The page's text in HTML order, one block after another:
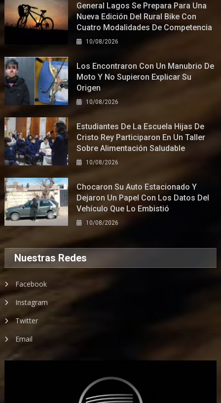
General Lagos Se Prepara Para Una
Nueva Edición Del Rural Bike Con
Cuatro Modalidades De Competencia
10/08/2026
Los Encontraron Con Un Manubrio De
Moto Y No Supieron Explicar Su
Origen
10/08/2026
Estudiantes De La Escuela Hijas De
Cristo Rey Participaron En Un Taller
Sobre Alimentación Saludable
10/08/2026
Chocaron Su Auto Estacionado Y
Dejaron Un Papel Con Los Datos Del
Vehículo Que Lo Embistió
10/08/2026
Nuestras Redes
Facebook
Instagram
Twitter
Email